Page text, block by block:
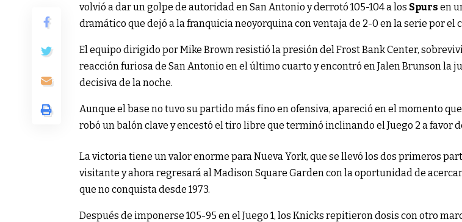
volvió a dar un golpe de autoridad en San Antonio y derrotó 105-104 a los Spurs en
dramático que dejó a la franquicia neoyorquina con ventaja de 2-0 en la serie por el
El equipo dirigido por Mike Brown resistió la presión del Frost Bank Center,
reacción furiosa de San Antonio en el último cuarto y encontró en Jalen Brunson la
decisiva de la noche.
Aunque el base no tuvo su partido más fino en ofensiva, apareció en el momento
robó un balón clave y encestó el tiro libre que terminó inclinando el Juego 2 a favor
La victoria tiene un valor enorme para Nueva York, que se llevó los dos primeros
visitante y ahora regresará al Madison Square Garden con la oportunidad de
que no conquista desde 1973.
Después de imponerse 105-95 en el Juego 1, los Knicks repitieron dosis con otro